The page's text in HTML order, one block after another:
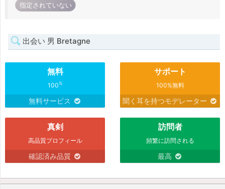
指定されていない
出会い 男 Bretagne
無料
100%
無料サービス
サポート
100%無料
聞く耳を持つモデレーター
真剣
高品質プロフィール
確認済み品質
訪問者
頻繁に訪問される
最高